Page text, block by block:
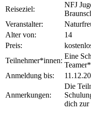
Reiseziel:
NFJ
Veranstalter:
Alter von:
14
Preis:
Teilnehmer*innen:
Eine
Anmeldung bis:
Anmerkungen:
Die
dich zur